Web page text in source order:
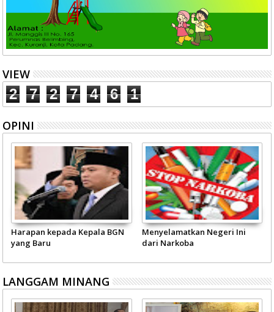
VIEW
2 7 2 7 4 6 1
OPINI
Harapan kepada Kepala BGN
yang Baru
Menyelamatkan Negeri Ini
dari Narkoba
LANGGAM MINANG